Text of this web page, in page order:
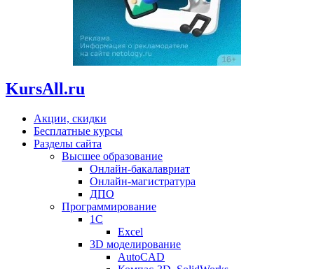
KursAll.ru
Акции, скидки
Бесплатные курсы
Разделы сайта
Высшее образование
Онлайн-бакалавриат
Онлайн-магистратура
ДПО
Программирование
1С
Excel
3D моделирование
AutoCAD